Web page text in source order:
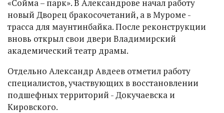
«Сойма – парк». В Александрове начал работу
новый Дворец бракосочетаний, а в Муроме -
трасса для маунтинбайка. После реконструкции
вновь открыл свои двери Владимирский
академический театр драмы.
Отдельно Александр Авдеев отметил работу
специалистов, участвующих в восстановлении
подшефных территорий - Докучаевска и
Кировского.